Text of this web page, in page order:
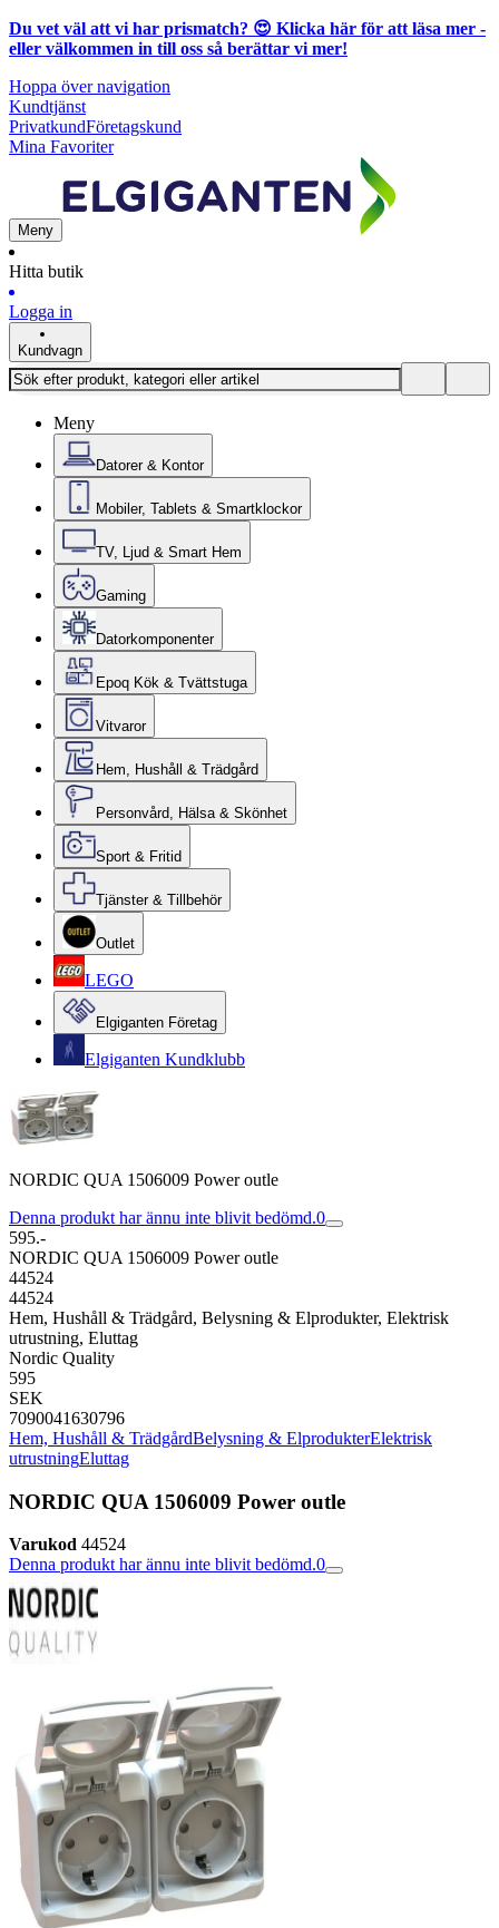
Du vet väl att vi har prismatch? 😍 Klicka här för att läsa mer -
eller välkommen in till oss så berättar vi mer!
Hoppa över navigation
Kundtjänst
PrivatkundFöretagskund
Mina Favoriter
Meny
Hitta butik
Logga in
Kundvagn
Meny
Datorer & Kontor
Mobiler, Tablets & Smartklockor
TV, Ljud & Smart Hem
Gaming
Datorkomponenter
Epoq Kök & Tvättstuga
Vitvaror
Hem, Hushåll & Trädgård
Personvård, Hälsa & Skönhet
Sport & Fritid
Tjänster & Tillbehör
Outlet
LEGO
Elgiganten Företag
Elgiganten Kundklubb
NORDIC QUA 1506009 Power outle
Denna produkt har ännu inte blivit bedömd.0
595.-
NORDIC QUA 1506009 Power outle
44524
44524
Hem, Hushåll & Trädgård, Belysning & Elprodukter, Elektrisk
utrustning, Eluttag
Nordic Quality
595
SEK
7090041630796
Hem, Hushåll & TrädgårdBelysning & ElprodukterElektrisk
utrustningEluttag
NORDIC QUA 1506009 Power outle
Varukod 44524
Denna produkt har ännu inte blivit bedömd.0